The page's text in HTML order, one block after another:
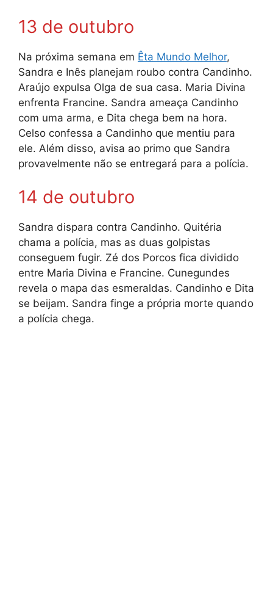
13 de outubro
Na próxima semana em Êta Mundo Melhor,
Sandra e Inês planejam roubo contra Candinho.
Araújo expulsa Olga de sua casa. Maria Divina
enfrenta Francine. Sandra ameaça Candinho
com uma arma, e Dita chega bem na hora.
Celso confessa a Candinho que mentiu para
ele. Além disso, avisa ao primo que Sandra
provavelmente não se entregará para a polícia.
14 de outubro
Sandra dispara contra Candinho. Quitéria
chama a polícia, mas as duas golpistas
conseguem fugir. Zé dos Porcos fica dividido
entre Maria Divina e Francine. Cunegundes
revela o mapa das esmeraldas. Candinho e Dita
se beijam. Sandra finge a própria morte quando
a polícia chega.